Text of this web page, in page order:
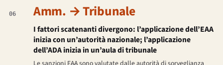
06 Amm. → Tribunale
I fattori scatenanti divergono: l’applicazione dell’EAA
inizia con un’autorità nazionale; l’applicazione
dell’ADA inizia in un’aula di tribunale